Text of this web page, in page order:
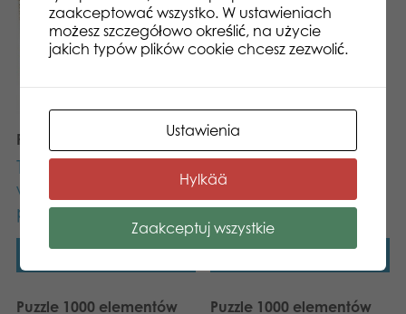
Puzzle 1000 elementów
Ten produkt został
wycofany z
produkcji.
Ten produkt został
wycofany z
produkcji.
Puzzle 1000 elementów Puzzle 1000 elementów
zaakceptować wszystko. W ustawieniach
możesz szczegółowo określić, na użycie
jakich typów plików cookie chcesz zezwolić.
Ustawienia
Hylkää
Zaakceptuj wszystkie